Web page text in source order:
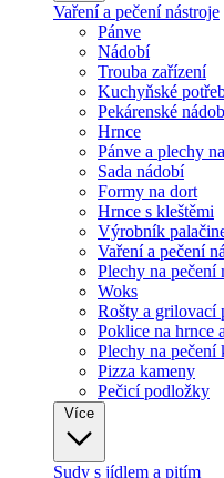
Vaření a pečení nástroje
Pánve
Nádobí
Trouba zařízení
Kuchyňské
Pekárenské
Hrnce
Pánve a plechy
Sada nádobí
Formy na dort
Hrnce s kleštěmi
Výrobník
Vaření a pečení
Plechy na pečení
Woks
Rošty a grilovací
Poklice na hrnce
Plechy na pečení
Pizza kameny
Pečicí podložky
Sudy s jídlem a pitím